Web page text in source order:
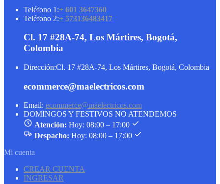
Teléfono 1:+ 601 3647360
Teléfono 2:+ 573136483417
Cl. 17 #28A-74, Los Mártires, Bogotá,
Colombia
Dirección:Cl. 17 #28A-74, Los Mártires, Bogotá, Colombia
ecommerce@maelectricos.com
Email: ecommerce@maelectricos.com
DOMINGOS Y FESTIVOS NO ATENDEMOS
Atención: Hoy: 08:00 – 17:00
Despacho: Hoy: 08:00 – 17:00
Mi cuenta
CREAR CUENTA
INGRESAR